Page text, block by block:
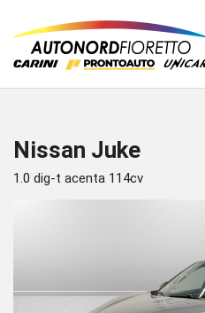
Nissan Juke
1.0 dig-t acenta 114cv